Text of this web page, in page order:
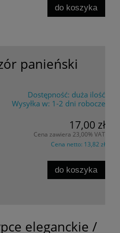
do koszyka
panieński
Dostępność: duża ilość
Wysyłka w: 1-2 dni robocze
17,00 zł
Cena zawiera 23,00% VAT
Cena netto: 13,82 zł
do koszyka
eleganckie /